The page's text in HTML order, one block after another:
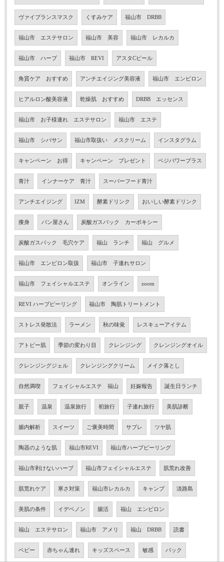
ヴァイブランスマスク くすみケア 福山市 DRBB
福山市 エステサロン 福山市 美容 福山市 レカルカ
福山市 ハーブ 福山市 REVI アスタCピール
角質ケア おすすめ アンチエイジング美容液 福山市 エンビロン
ヒアルロン酸美容液 乾燥肌 おすすめ DRBB エッセンス
福山市 お子様連れ エステサロン 福山市 エステ
福山市 シバサン 福山市取扱い メスクリーム インスタグラム
キャンペーン お得 キャンペーン プレゼント ベジパワープラス
青汁 インナーケア 青汁 スーパーフード青汁
アンチエイジング IZM 酵素ドリンク おいしい酵素ドリンク
痩身 パン屋さん 炭酸ガスパック カーボキシー
炭酸ガスパック 毛穴ケア 福山 ランチ 福山 グルメ
福山市 エンビロン取扱 福山市 子連れサロン
福山市 フェイシャルエステ オンライン zoom
REVI ハーブピーリング 福山市 陶肌トリートメント
ストレス発散法 ラーメン 秋の味覚 レスキューアイテム
アトピー肌 季節の変わり目 クレンジング クレンジングオイル
クレンジングジェル クレンジングクリーム メイク落とし
自然満喫 フェイシャルエステ 福山 妊娠報告 誕生日ランチ
親子 温泉 温泉旅行 初旅行 子連れ旅行 美肌診断
腸内解析 スイーツ ご褒美時間 サブレ ツヤ肌
陶器のような肌 福山市REVI 福山市ハーブピーリング
福山市剥けないハーブ 福山市フェイシャルエステ 肌荒れ改善
肌荒れケア 寒さ対策 福山市レカルカ キャンプ 淡路島
美肌の条件 イデベノン 腸活 福山 エンビロン
福山 エステサロン 福山市 アメリ 福山 DRBB 読書
ベビー 赤ちゃん連れ キッズスペース 敏感 パック